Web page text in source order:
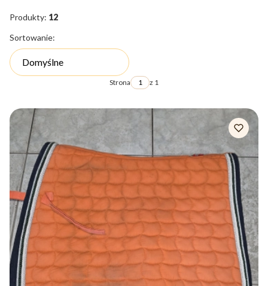
Produkty: 12
Lista produktów
Sortowanie:
Domyślne
Strona z 1